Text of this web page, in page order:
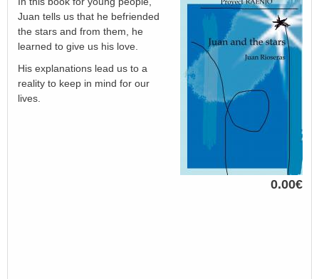
0.00€
Juan tells us that he befriended
the stars and from them, he
learned to give us his love.
His explanations lead us to a
reality to keep in mind for our
lives.